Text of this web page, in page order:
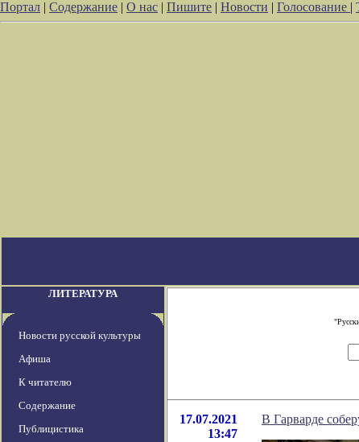
Портал | Содержание | О нас | Пишите | Новости | Голосование |
ЛИТЕРАТУРА
Новости русской культуры
Афиша
К читателю
Содержание
Публицистика
17.07.2021
13:47
В Гарварде